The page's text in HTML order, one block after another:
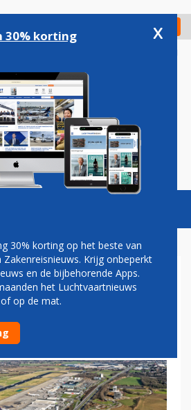
Check in
Podcasts Vacatures
LUCHTHAVEN
UUR
DRONE
30% korting x
30% korting op het beste van
Krijg onbeperkt
en de bijbehorende Apps.
het Luchtvaartnieuws
op de mat.